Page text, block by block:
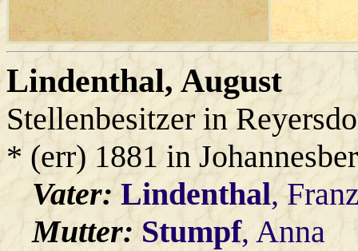
Lindenthal, August
Stellenbesitzer in
* (err) 1881 in
Vater:Lindenthal,
Mutter:Stumpf, Anna